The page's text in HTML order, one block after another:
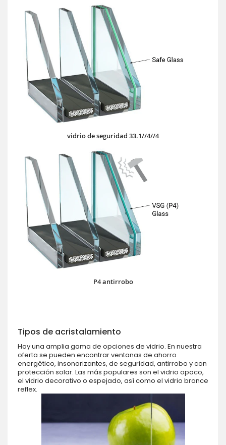
vidrio de seguridad 33.1//4//4
P4 antirrobo
Tipos de acristalamiento
Hay una amplia gama de opciones de vidrio. En nuestra
oferta se pueden encontrar ventanas de ahorro
energético, insonorizantes, de seguridad, antirrobo y con
protección solar. Las más populares son el vidrio opaco,
el vidrio decorativo o espejado, así como el vidrio bronce
reflex.